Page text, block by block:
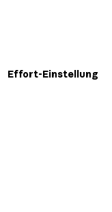
Effort-Einstellung